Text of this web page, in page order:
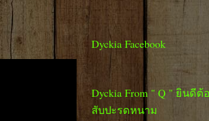
Dyckia Facebook
Dyckia From " Q " ยินดี
สับปะรดหนาม